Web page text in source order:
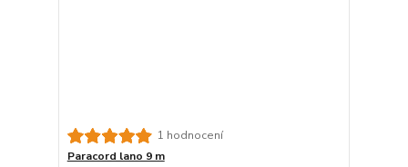
1 hodnocení
Paracord lano 9 m